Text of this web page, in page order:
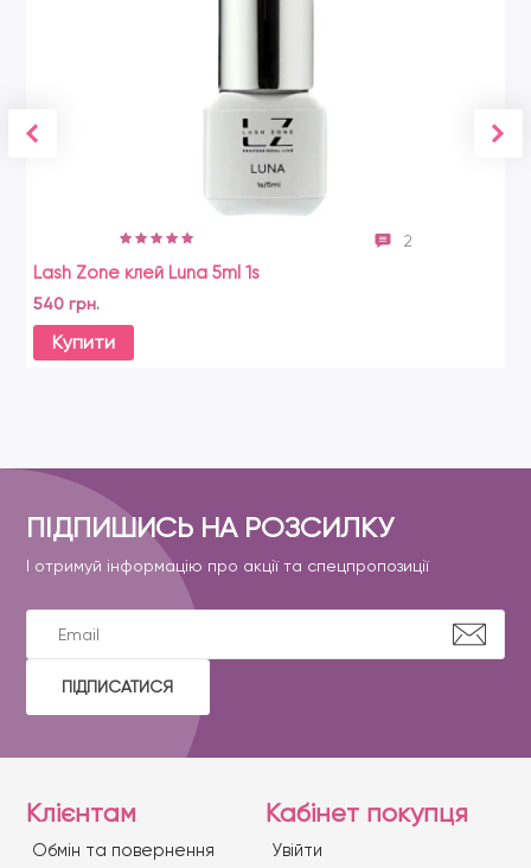
2
Lash Zone клей Luna 5ml 1s
540 грн.
Купити
ПІДПИШИСЬ НА РОЗСИЛКУ
І отримуй інформацію про акції та спецпропозиції
ПІДПИСАТИСЯ
Клієнтам
Обмін та повернення
Кабінет покупця
Увійти